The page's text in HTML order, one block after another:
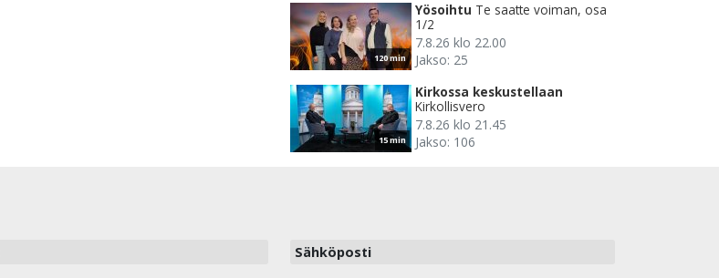
120 min
Yösoihtu Te saatte voiman, osa
1/2
7.8.26 klo 22.00
Jakso: 25
15 min
Kirkossa keskustellaan
Kirkollisvero
7.8.26 klo 21.45
Jakso: 106
Sähköposti